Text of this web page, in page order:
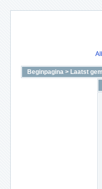
Beginpagina > Laatst